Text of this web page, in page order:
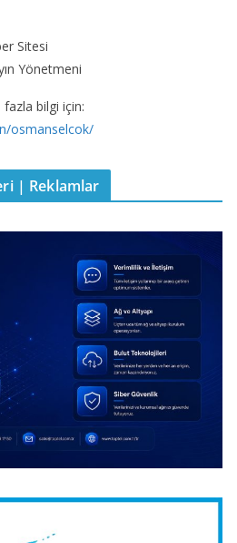
Sitesi
Yönetmeni
fazla bilgi için:
osmanselcok/
| Reklamlar